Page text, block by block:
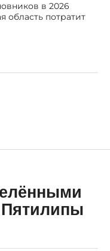
в 2026
область потратит
Пятилипы